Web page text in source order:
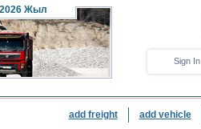
Жыл
Sign In
add freight add vehicle